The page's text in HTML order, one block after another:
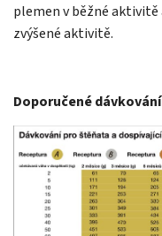
plemen v běžné aktivitě
zvýšené aktivitě.
Doporučené dávkování